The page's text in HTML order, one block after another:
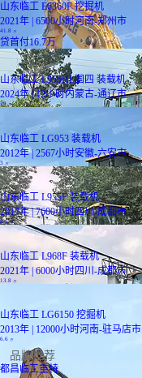
山东临工 E6360F 挖掘机
2021年 | 6500小时河南-郑州市
41.8 万
贷首付16.7万
山东临工 L955HL国四 装载机
2024年 | 12小时内蒙古-通辽市
29万
山东临工 LG953 装载机
2012年 | 2567小时安徽-六安市
3 万
山东临工 L955F 装载机
2017年 | 7600小时四川-成都市
8.6万
山东临工 L968F 装载机
2021年 | 6000小时四川-成都市
13.8 万
山东临工 LG6150 挖掘机
2013年 | 12000小时河南-驻马店市
6.6 万
品牌推荐
都昌临工重特